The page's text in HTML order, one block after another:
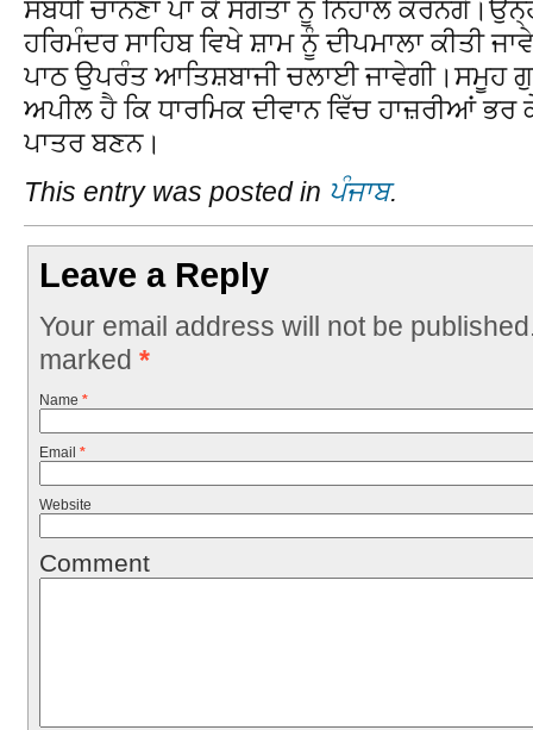
ਸਬੰਧੀ ਚਾਨਣਾ ਪਾ ਕੇ ਸੰਗਤਾਂ ਨੂੰ ਨਿਹਾਲ
ਹਰਿਮੰਦਰ ਸਾਹਿਬ ਵਿਖੇ ਸ਼ਾਮ ਨੂੰ ਦੀਪਮਾਲਾ ਕੀਤੀ
ਪਾਠ ਉਪਰੰਤ ਆਤਿਸ਼ਬਾਜੀ ਚਲਾਈ ਜਾਵੇਗੀ।ਸਮੂਹ
ਅਪੀਲ ਹੈ ਕਿ ਧਾਰਮਿਕ ਦੀਵਾਨ ਵਿੱਚ ਹਾਜ਼ਰੀਆਂ
ਪਾਤਰ ਬਣਨ।
This entry was posted in ਪੰਜਾਬ.
Leave a Reply
Your email address will not be
marked *
Name *
Email *
Website
Comment